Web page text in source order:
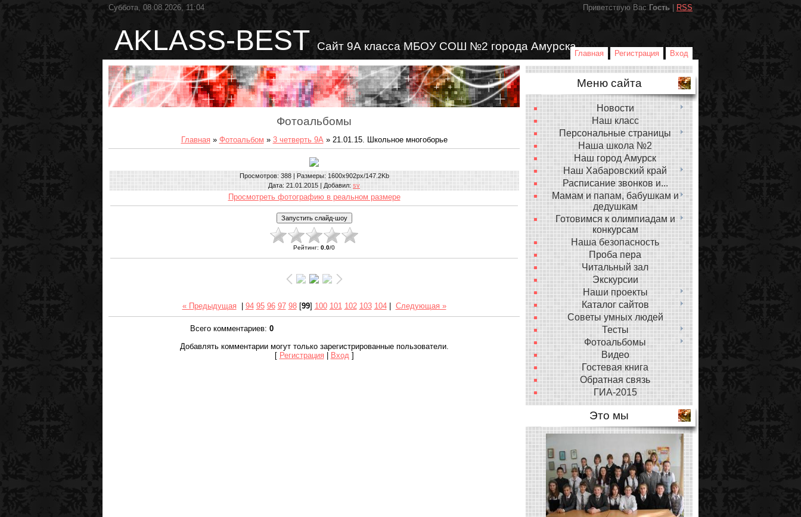
Суббота, 08.08.2026, 11:04 Приветствую Вас Гость RSS
AKLASS-BEST Сайт 9А класса МБОУ СОШ №2 города Амурска
Главная Регистрация Вход
Фотоальбомы
Главная » Фотоальбом » 3 четверть 9А» 21.01.15. Школьное многоборье
Просмотров: 388 | Размеры: 1600x902px/147.2Kb
Дата: 21.01.2015 | Добавил: sv
Просмотреть фотографию в реальном размере
Рейтинг: 0.0/0
« Предыдущая 94 95 96 97 98[99] 100 101 102 103 104| Следующая »
Всего комментариев: 0
Добавлять комментарии могут только зарегистрированные пользователи.
[ Регистрация | Вход ]
Меню сайта
Новости
Наш класс
Персональные страницы
Наша школа №2
Наш город Амурск
Наш Хабаровский край
Расписание звонков и...
Мамам и папам, бабушкам и
дедушкам
Готовимся к олимпиадам и
конкурсам
Наша безопасность
Проба пера
Читальный зал
Экскурсии
Наши проекты
Каталог сайтов
Советы умных людей
Тесты
Фотоальбомы
Видео
Гостевая книга
Обратная связь
ГИА-2015
Это мы